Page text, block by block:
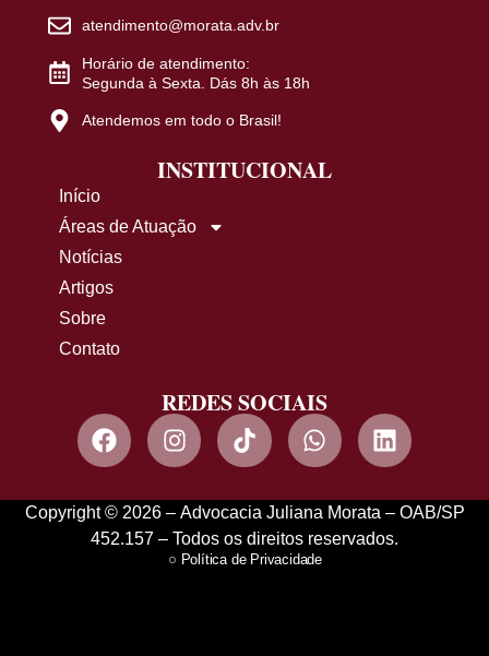
atendimento@morata.adv.br
Horário de atendimento:
Segunda à Sexta. Dás 8h às 18h
Atendemos em todo o Brasil!
INSTITUCIONAL
Início
Áreas de Atuação
Notícias
Artigos
Sobre
Contato
REDES SOCIAIS
Copyright © 2026 – Advocacia Juliana Morata – OAB/SP
452.157 – Todos os direitos reservados.
Política de Privacidade